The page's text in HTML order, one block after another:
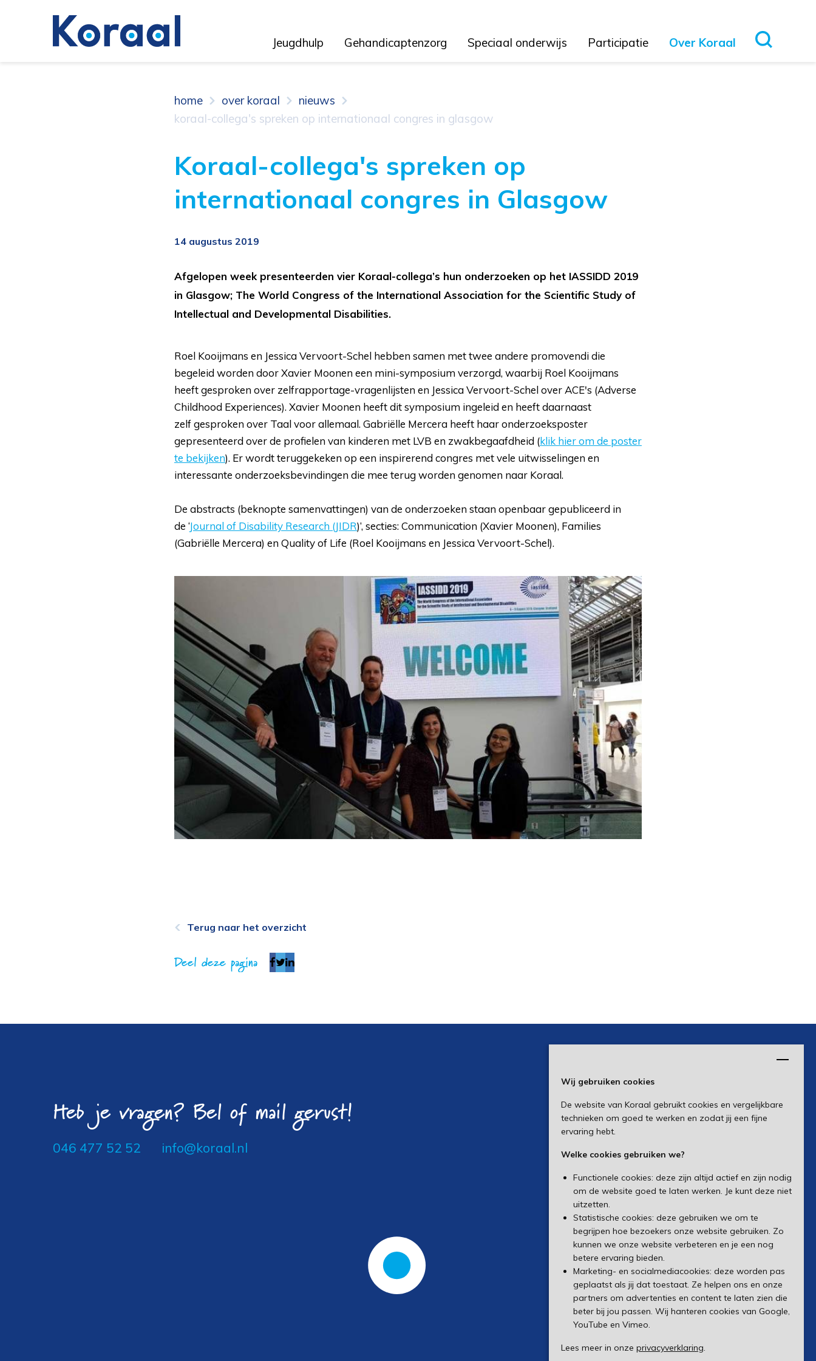
Wij gebruiken cookies
De website van Koraal gebruikt cookies en vergelijkbare
technieken om goed te werken en zodat jij een fijne
ervaring hebt.
Welke cookies gebruiken we?
Functionele cookies: deze zijn altijd actief en zijn nodig
om de website goed te laten werken. Je kunt deze niet
uitzetten.
Statistische cookies: deze gebruiken we om te
begrijpen hoe bezoekers onze website gebruiken. Zo
kunnen we onze website verbeteren en je een nog
betere ervaring bieden.
Marketing- en socialmediacookies: deze worden pas
geplaatst als jij dat toestaat. Ze helpen ons en onze
partners om advertenties en content te laten zien die
beter bij jou passen. Wij hanteren cookies van Google,
YouTube en Vimeo.
Lees meer in onze privacyverklaring.
Jeugdhulp Gehandicaptenzorg Speciaal onderwijs Participatie Over Koraal
home over koraal
nieuws
koraal-collega's spreken op internationaal congres in glasgow
Koraal-collega's spreken op
internationaal congres in Glasgow
14 augustus 2019
Afgelopen week presenteerden vier Koraal-collega’s hun onderzoeken op het IASSIDD 2019
in Glasgow; The World Congress of the International Association for the Scientific Study of
Intellectual and Developmental Disabilities.
Roel Kooijmans en Jessica Vervoort-Schel hebben samen met twee andere promovendi die
begeleid worden door Xavier Moonen een mini-symposium verzorgd, waarbij Roel Kooijmans
heeft gesproken over zelfrapportage-vragenlijsten en Jessica Vervoort-Schel over ACE's (Adverse
Childhood Experiences). Xavier Moonen heeft dit symposium ingeleid en heeft daarnaast
zelf gesproken over Taal voor allemaal. Gabriëlle Mercera heeft haar onderzoeksposter
gepresenteerd over de profielen van kinderen met LVB en zwakbegaafdheid (klik hier om de poster
te bekijken). Er wordt teruggekeken op een inspirerend congres met vele uitwisselingen en
interessante onderzoeksbevindingen die mee terug worden genomen naar Koraal.
De abstracts (beknopte samenvattingen) van de onderzoeken staan openbaar gepubliceerd in
de ‘Journal of Disability Research (JIDR)’, secties: Communication (Xavier Moonen), Families
(Gabriëlle Mercera) en Quality of Life (Roel Kooijmans en Jessica Vervoort-Schel).
Terug naar het overzicht
Deel deze pagina
Heb je vragen? Bel of mail gerust!
046 477 52 52 info@koraal.nl